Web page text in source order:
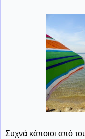
Συχνά κάποιοι από